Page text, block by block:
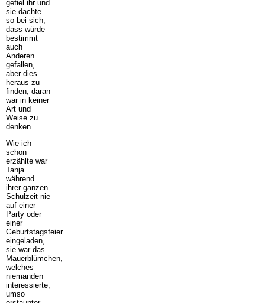
gefiel ihr und
sie dachte
so bei sich,
dass würde
bestimmt
auch
Anderen
gefallen,
aber dies
heraus zu
finden, daran
war in keiner
Art und
Weise zu
denken.
Wie ich
schon
erzählte war
Tanja
während
ihrer ganzen
Schulzeit nie
auf einer
Party oder
einer
Geburtstagsfeier
eingeladen,
sie war das
Mauerblümchen,
welches
niemanden
interessierte,
umso